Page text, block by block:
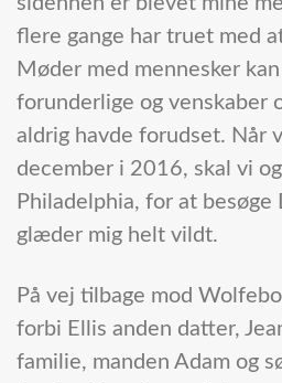
flere gange har truet med
Møder med mennesker
forunderlige og venskaber
aldrig havde forudset. Når
december i 2016, skal vi
Philadelphia, for at besøge
glæder mig helt vildt.
På vej tilbage mod
forbi Ellis anden datter,
familie, manden Adam og